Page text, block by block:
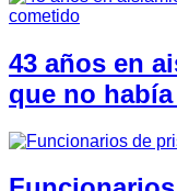
43 años en
que no